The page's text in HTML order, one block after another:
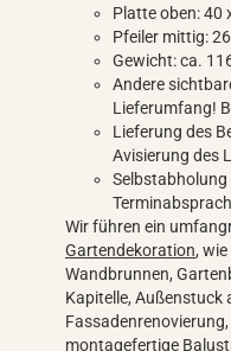
Platte oben: 40
Pfeiler mittig:
Gewicht: ca.
Andere
Lieferumfang!
Lieferung des
Avisierung des
Selbstabholung
Wir führen ein
Gartendekoration,
Wandbrunnen,
Kapitelle, Außenstuck
montagefertige